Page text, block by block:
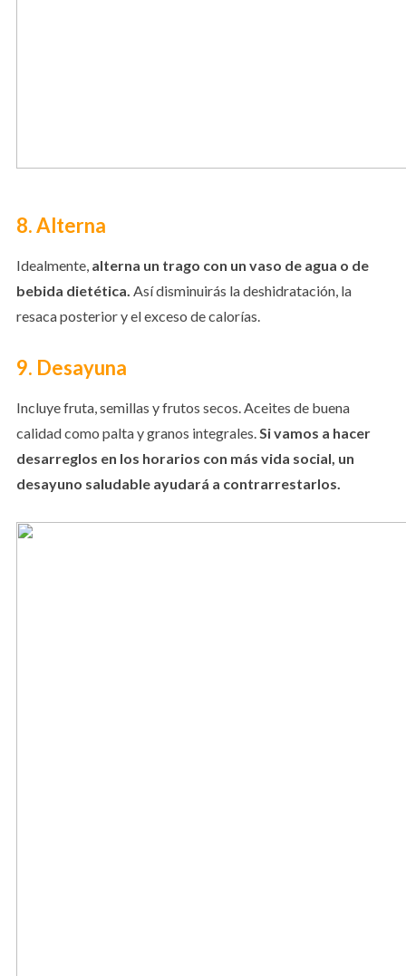
8. Alterna
Idealmente, alterna un trago con un vaso de agua o de
bebida dietética. Así disminuirás la deshidratación, la
resaca posterior y el exceso de calorías.
9. Desayuna
Incluye fruta, semillas y frutos secos. Aceites de buena
calidad como palta y granos integrales.Si vamos a hacer
desarreglos en los horarios con más vida social, un
desayuno saludable ayudará a contrarrestarlos.